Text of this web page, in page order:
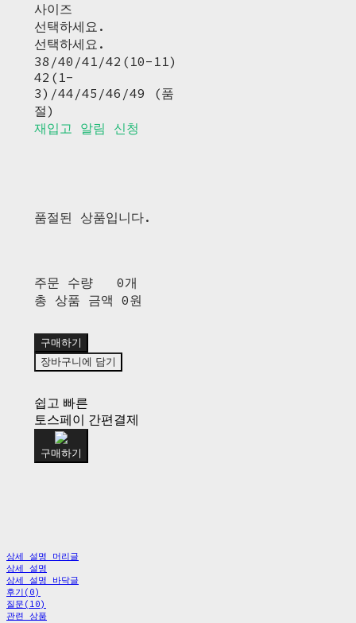
사이즈
선택하세요.
선택하세요.
38/40/41/42(10-11)
42(1-
3)/44/45/46/49 (품
절)
재입고 알림 신청
품절된 상품입니다.
주문 수량
0개
총 상품 금액 0원
구매하기
장바구니에 담기
쉽고 빠른
토스페이 간편결제
구매하기
상세 설명 머리글
상세 설명
상세 설명 바닥글
후기(0)
질문(10)
관련 상품